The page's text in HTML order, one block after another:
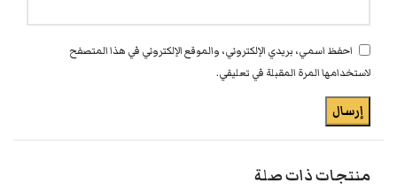
احفظ اسمي، بريدي الإلكتروني، والموقع الإلكتروني في هذا المتصفح
لاستخدامها المرة المقبلة في تعليقي.
منتجات ذات صلة